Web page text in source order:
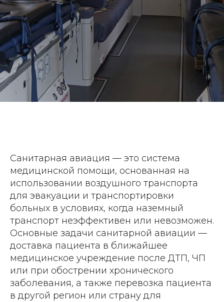
Санитарная авиация — это система
медицинской помощи, основанная на
использовании воздушного транспорта
для эвакуации и транспортировки
больных в условиях, когда наземный
транспорт неэффективен или невозможен.
Основные задачи санитарной авиации —
доставка пациента в ближайшее
медицинское учреждение после ДТП, ЧП
или при обострении хронического
заболевания, а также перевозка пациента
в другой регион или страну для